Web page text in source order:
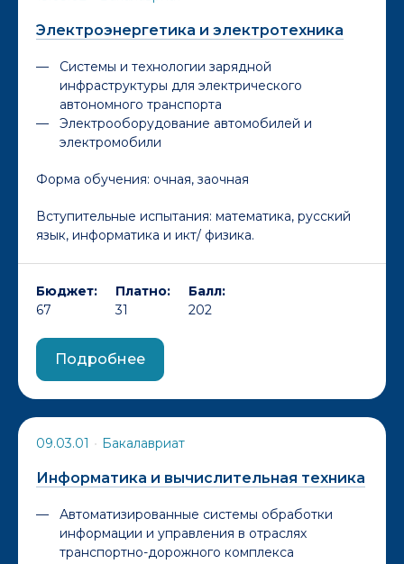
Электроэнергетика и электротехника
Системы и технологии зарядной
инфраструктуры для электрического
автономного транспорта
Электрооборудование автомобилей и
электромобили
Форма обучения: очная, заочная
Вступительные испытания: математика, русский
язык, информатика и икт/ физика.
Бюджет:
67
Платно:
31
Балл:
202
Подробнее
09.03.01 • Бакалавриат
Информатика и вычислительная техника
Автоматизированные системы обработки
информации и управления в отраслях
транспортно-дорожного комплекса